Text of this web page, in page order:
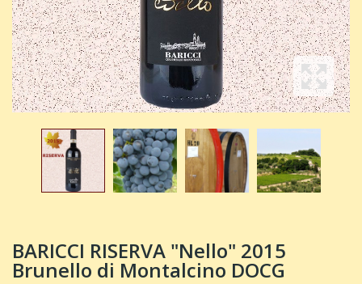
BARICCI RISERVA "Nello" 2015
Brunello di Montalcino DOCG